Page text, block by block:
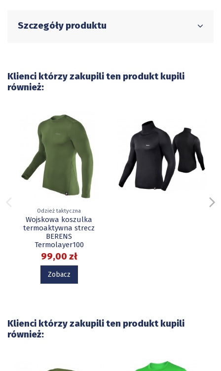
Szczegóły produktu
Klienci którzy zakupili ten produkt kupili
również:
Odzież taktyczna
Wojskowa koszulka
termoaktywna strecz
BERENS
Termolayer100
99,00 zł
Zobacz
Klienci którzy zakupili ten produkt kupili
również: